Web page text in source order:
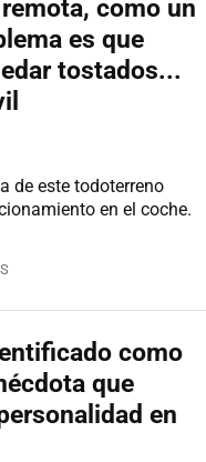
como un
es que
tostados...
de este todoterreno
en el coche.
como
que
en